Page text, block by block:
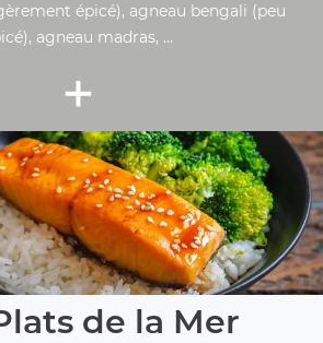
épicé), agneau bengali (peu
agneau madras, ...
+
de la Mer